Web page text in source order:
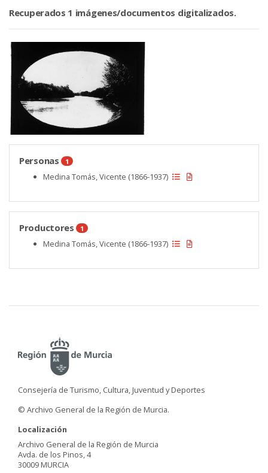
Recuperados 1 imágenes/documentos digitalizados.
Personas 1
Medina Tomás, Vicente (1866-1937)
Productores 1
Medina Tomás, Vicente (1866-1937)
Consejería de Turismo, Cultura, Juventud y Deportes
© Archivo General de la Región de Murcia.
Localización
Archivo General de la Región de Murcia
Avda. de los Pinos, 4
30009 MURCIA